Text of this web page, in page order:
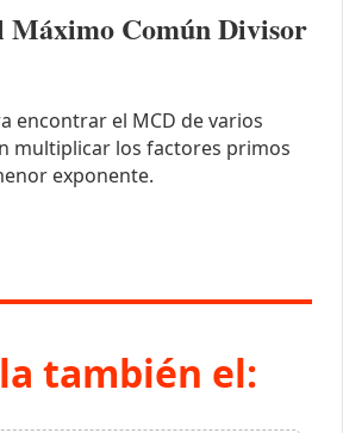
Máximo Común Divisor
encontrar el MCD de varios
multiplicar los factores primos
exponente.
también el: